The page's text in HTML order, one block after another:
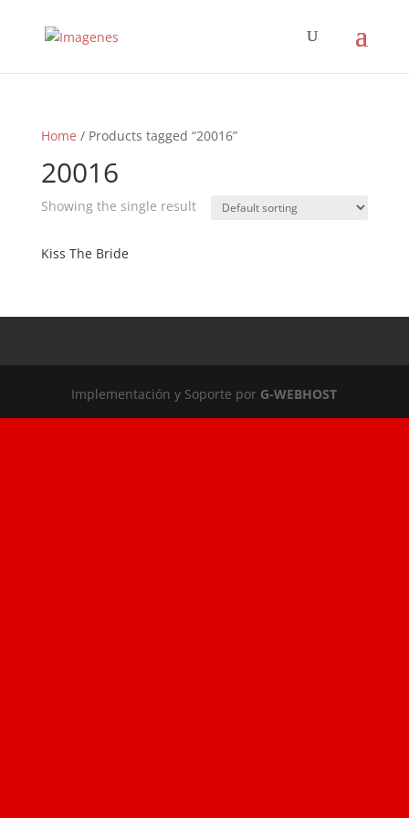
Home / Products tagged “20016”
20016
Showing the single result
Kiss The Bride
Implementación y Soporte por G-WEBHOST